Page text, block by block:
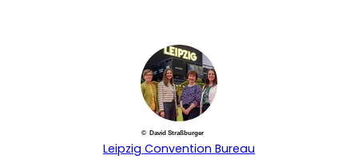
© David Straßburger
Leipzig Convention Bureau